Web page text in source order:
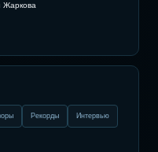
Жаркова
Рекорды Интервью